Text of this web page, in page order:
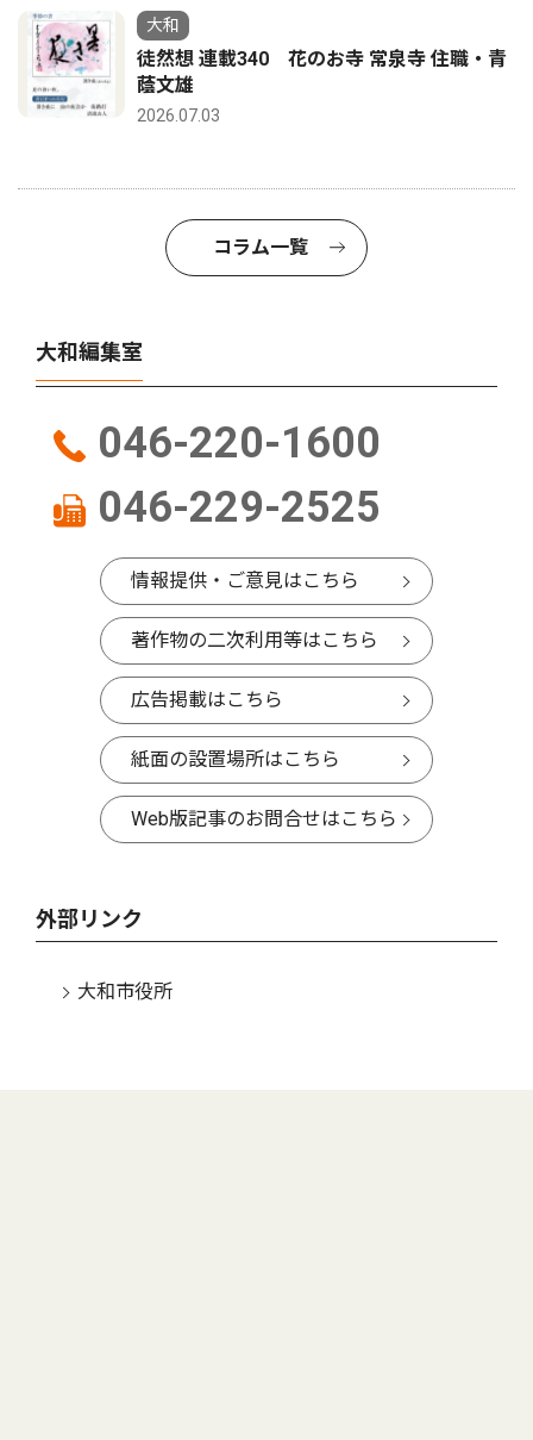
大和
徒然想 連載340 花のお寺 常泉寺 住職・青
蔭文雄
2026.07.03
コラム一覧
大和編集室
046-220-1600
046-229-2525
情報提供・ご意見はこちら
著作物の二次利用等はこちら
広告掲載はこちら
紙面の設置場所はこちら
Web版記事のお問合せはこちら
外部リンク
大和市役所